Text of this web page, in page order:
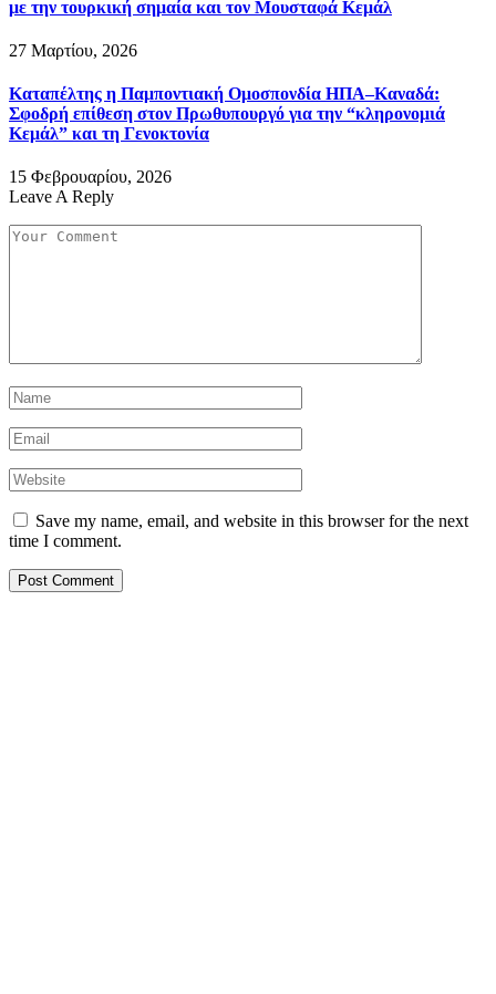
με την τουρκική σημαία και τον Μουσταφά Κεμάλ
27 Μαρτίου, 2026
Καταπέλτης η Παμποντιακή Ομοσπονδία ΗΠΑ–Καναδά:
Σφοδρή επίθεση στον Πρωθυπουργό για την “κληρονομιά
Κεμάλ” και τη Γενοκτονία
15 Φεβρουαρίου, 2026
Leave A Reply
Save my name, email, and website in this browser for the next
time I comment.